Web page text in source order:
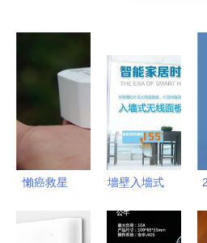
懶癌救星
墻壁入墻式
路由 86盒